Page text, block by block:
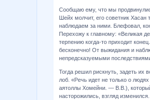
Сообщаю ему, что мы
Шейх молчит, его советник
наблюдаем за ними. Блефовал,
Перехожу к главному: «Великая
терпению когда-то приходит
бесконечно! От выжидания и
непредсказуемыми
Тогда решил рискнуть, задеть их
лоб. «Речь идет не только о
аятоллы Хомейни. — В.В.),
насторожились, взгляд